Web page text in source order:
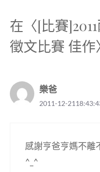
在〈[比賽
徵文比賽 佳作
樂爸
2011-12-
感謝亨爸亨媽不離
^_^